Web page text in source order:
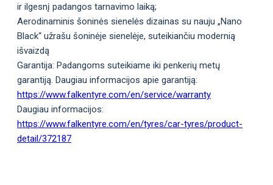
ir ilgesnį padangos tarnavimo laiką;
Aerodinaminis šoninės sienelės dizainas su nauju „Nano
Black“ užrašu šoninėje sienelėje, suteikiančiu modernią
išvaizdą
Garantija: Padangoms suteikiame iki penkerių metų
garantiją. Daugiau informacijos apie garantiją:
https://www.falkentyre.com/en/service/warranty
Daugiau informacijos:
https://www.falkentyre.com/en/tyres/car-tyres/product-
detail/372187